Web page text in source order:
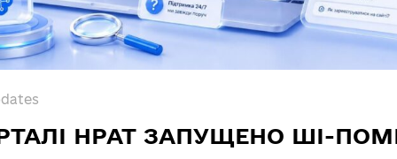
НРАТ ЗАПУЩЕНО ШІ-